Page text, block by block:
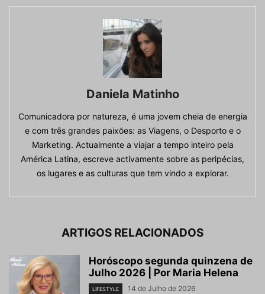
Daniela Matinho
Comunicadora por natureza, é uma jovem cheia de energia
e com três grandes paixões: as Viagens, o Desporto e o
Marketing. Actualmente a viajar a tempo inteiro pela
América Latina, escreve activamente sobre as peripécias,
os lugares e as culturas que tem vindo a explorar.
ARTIGOS RELACIONADOS
Horóscopo segunda quinzena de
Julho 2026 | Por Maria Helena
LIFESTYLE 14 de Julho de 2026